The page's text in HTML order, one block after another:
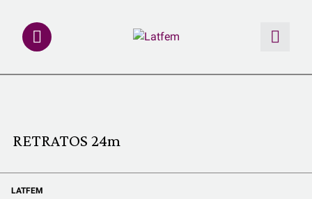
RETRATOS 24m
LATFEM